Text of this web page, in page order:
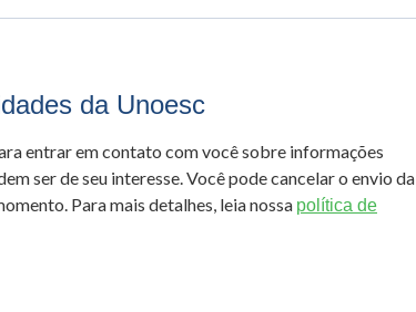
da Unoesc
entrar em contato com você sobre informações
ser de seu interesse. Você pode cancelar o envio da
Para mais detalhes, leia nossa política de